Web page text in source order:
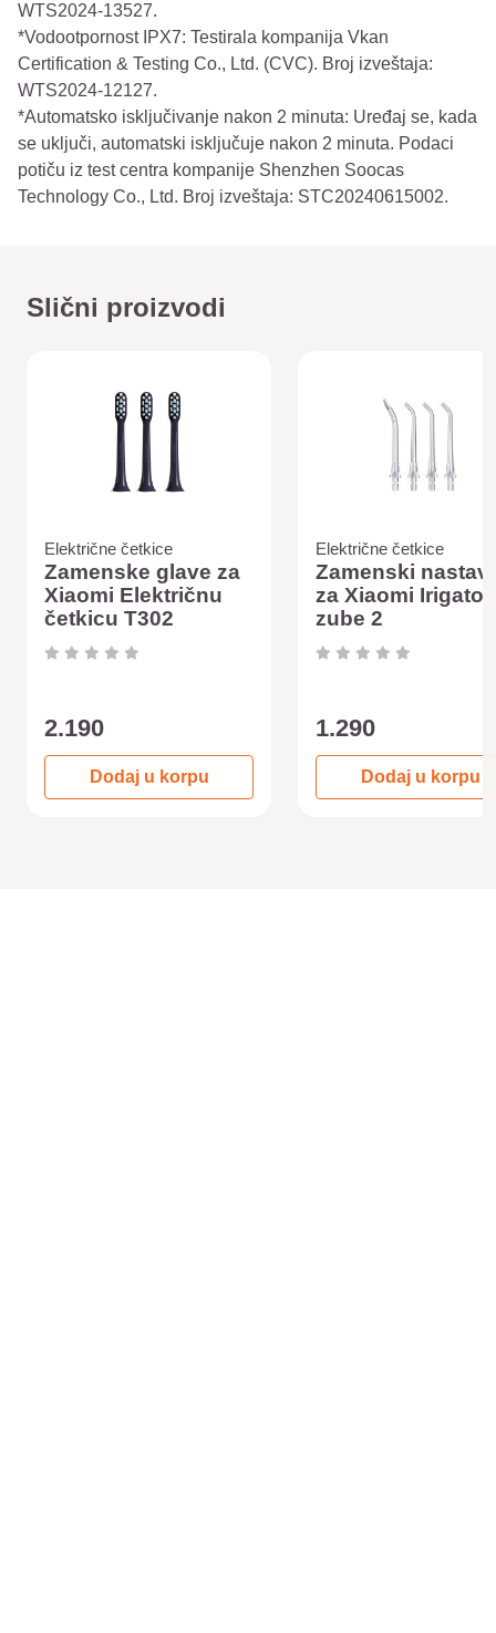
WTS2024-13527.
*Vodootpornost IPX7: Testirala kompanija Vkan
Certification & Testing Co., Ltd. (CVC). Broj izveštaja:
WTS2024-12127.
*Automatsko isključivanje nakon 2 minuta: Uređaj se, kada
se uključi, automatski isključuje nakon 2 minuta. Podaci
potiču iz test centra kompanije Shenzhen Soocas
Technology Co., Ltd. Broj izveštaja: STC20240615002.
Slični proizvodi
Električne četkice
Zamenske glave za
Xiaomi Električnu
četkicu T302
2.190
Dodaj u korpu
Električne četkice
Zamenski
za Xiaomi Irigator
zube 2
1.290
Dodaj u korpu